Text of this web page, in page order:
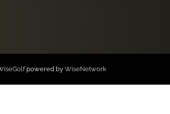
powered by WiseNetwork